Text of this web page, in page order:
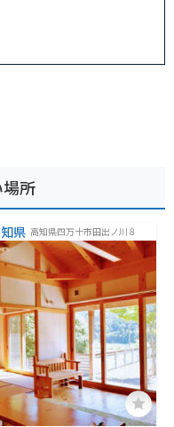
所
県 高知県四万十市田出ノ川８